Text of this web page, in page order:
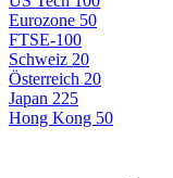
Eurozone 50
FTSE-100
Schweiz 20
Österreich 20
Japan 225
Hong Kong 50